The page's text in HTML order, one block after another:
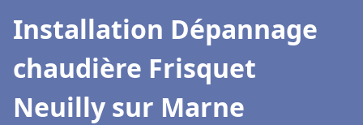
Installation Dépannage
chaudière Frisquet
Neuilly sur Marne